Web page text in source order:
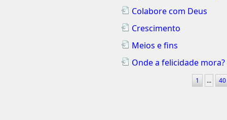
Colabore com Deus
Crescimento
Meios e fins
Onde a felicidade mora?
1 ... 40